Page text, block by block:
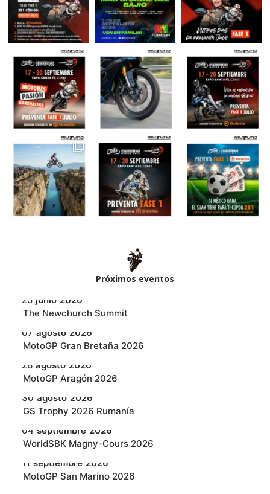
Próximos eventos​
25 junio 2026
‎The Newchurch Summit
07 agosto 2026
MotoGP Gran Bretaña 2026
28 agosto 2026
MotoGP Aragón 2026
30 agosto 2026
GS Trophy 2026 Rumanía
04 septiembre 2026
WorldSBK Magny-Cours 2026
11 septiembre 2026
MotoGP San Marino 2026